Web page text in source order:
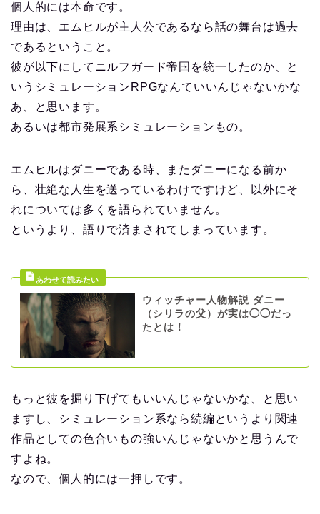
個人的には本命です。
理由は、エムヒルが主人公であるなら話の舞台は過去
であるということ。
彼が以下にしてニルフガード帝国を統一したのか、と
いうシミュレーションRPGなんていいんじゃないかな
あ、と思います。
あるいは都市発展系シミュレーションもの。
エムヒルはダニーである時、またダニーになる前か
ら、壮絶な人生を送っているわけですけど、以外にそ
れについては多くを語られていません。
というより、語りで済まされてしまっています。
ウィッチャー人物解説 ダニー
（シリラの父）が実は◯◯だっ
たとは！
もっと彼を掘り下げてもいいんじゃないかな、と思い
ますし、シミュレーション系なら続編というより関連
作品としての色合いもの強いんじゃないかと思うんで
すよね。
なので、個人的には一押しです。